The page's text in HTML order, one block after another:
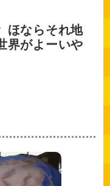
ほならそれ地
界がよーいや